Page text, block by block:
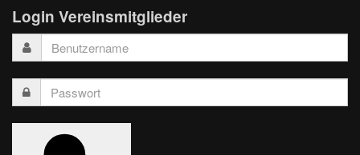
Login Vereinsmitglieder